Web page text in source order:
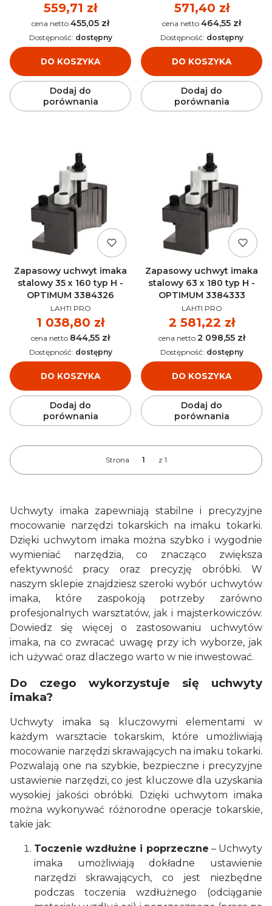
Cena
559,71 zł
Cena 455,05 zł
DO KOSZYKA
Dostępność: dostępny
Dodaj do
porównania
Cena
571,40 zł
Cena 464,55 zł
DO KOSZYKA
Dostępność: dostępny
Dodaj do
porównania
Zapasowy uchwyt imaka
stalowy 35 x 160 typ H -
OPTIMUM 3384326
PRODUCENT
LAHTI PRO
Cena
1 038,80 zł
Cena 844,55 zł
DO KOSZYKA
Dostępność: dostępny
Dodaj do
porównania
Zapasowy uchwyt imaka
stalowy 63 x 180 typ H -
OPTIMUM 3384333
PRODUCENT
LAHTI PRO
Cena
2 581,22 zł
Cena 2 098,55 zł
DO KOSZYKA
Dostępność: dostępny
Dodaj do
porównania
Strona z 1
Uchwyty imaka zapewniają stabilne i precyzyjne
mocowanie narzędzi tokarskich na imaku tokarki.
Dzięki uchwytom imaka można szybko i wygodnie
wymieniać narzędzia, co znacząco zwiększa
efektywność pracy oraz precyzję obróbki. W
naszym sklepie znajdziesz szeroki wybór uchwytów
imaka, które zaspokoją potrzeby zarówno
profesjonalnych warsztatów, jak i majsterkowiczów.
Dowiedz się więcej o zastosowaniu uchwytów
imaka, na co zwracać uwagę przy ich wyborze, jak
ich używać oraz dlaczego warto w nie inwestować.
Do czego wykorzystuje się uchwyty
imaka?
Uchwyty imaka są kluczowymi elementami w
każdym warsztacie tokarskim, które umożliwiają
mocowanie narzędzi skrawających na imaku tokarki.
Pozwalają one na szybkie, bezpieczne i precyzyjne
ustawienie narzędzi, co jest kluczowe dla uzyskania
wysokiej jakości obróbki. Dzięki uchwytom imaka
można wykonywać różnorodne operacje tokarskie,
takie jak:
Toczenie wzdłużne i poprzeczne – Uchwyty
imaka umożliwiają dokładne ustawienie
narzędzi skrawających, co jest niezbędne
podczas toczenia wzdłużnego (odciąganie